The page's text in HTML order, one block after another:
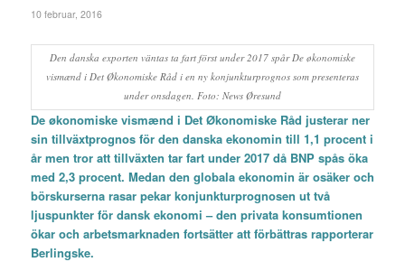
10 februar, 2016
Den danska exporten väntas ta fart först under 2017 spår De økonomiske
vismænd i Det Økonomiske Råd i en ny konjunkturprognos som presenteras
under onsdagen. Foto: News Øresund
De økonomiske vismænd i Det Økonomiske Råd justerar ner
sin tillväxtprognos för den danska ekonomin till 1,1 procent i
år men tror att tillväxten tar fart under 2017 då BNP spås öka
med 2,3 procent. Medan den globala ekonomin är osäker och
börskurserna rasar pekar konjunkturprognosen ut två
ljuspunkter för dansk ekonomi – den privata konsumtionen
ökar och arbetsmarknaden fortsätter att förbättras rapporterar
Berlingske.